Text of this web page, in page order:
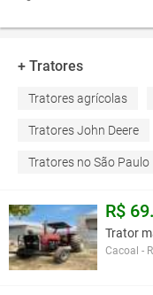
+ Tratores
Tratores agrícolas
Tratores John Deere
Tratores no São Paulo
R$
Trator
Cacoal -